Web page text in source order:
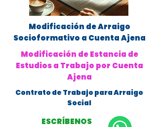
Modificación de Arraigo
Socioformativo a Cuenta Ajena
Modificación de Estancia de
Estudios a Trabajo por Cuenta
Ajena
Contrato de Trabajo para Arraigo
Social
ESCRÍBENOS